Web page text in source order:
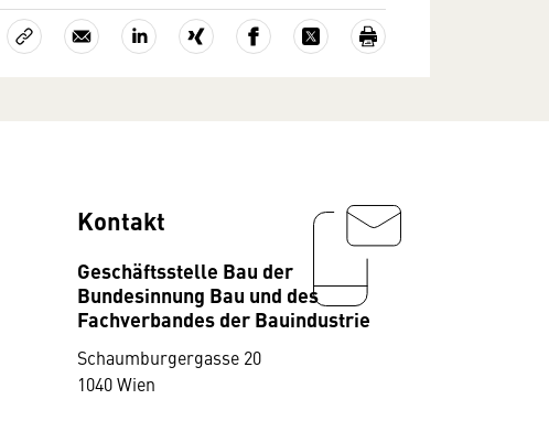
Kontakt
Geschäftsstelle Bau der
Bundesinnung Bau und des
Fachverbandes der Bauindustrie
Schaumburgergasse 20
1040 Wien